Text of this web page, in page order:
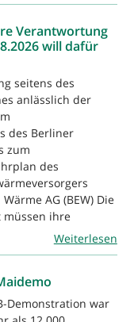
Verantwortung
will dafür
seitens des
anlässlich der
des Berliner
zum
des
AG (BEW) Die
müssen ihre
Weiterlesen
Demonstration war